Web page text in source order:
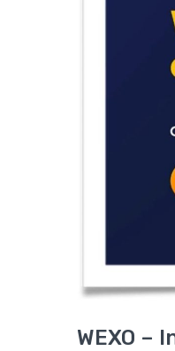
WEXO –